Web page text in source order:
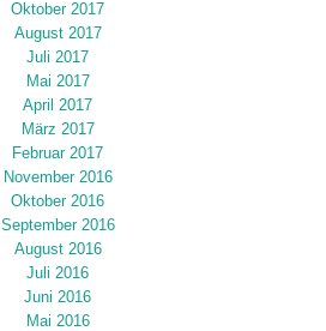
Oktober 2017
August 2017
Juli 2017
Mai 2017
April 2017
März 2017
Februar 2017
November 2016
Oktober 2016
September 2016
August 2016
Juli 2016
Juni 2016
Mai 2016